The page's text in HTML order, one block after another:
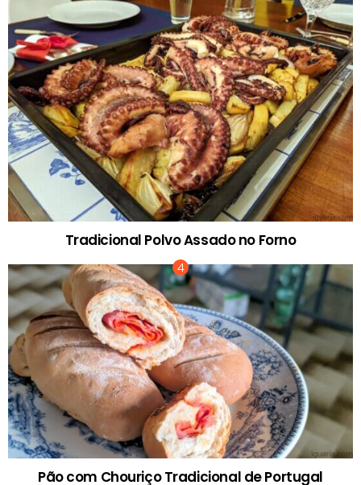
Tradicional Polvo Assado no Forno
Pão com Chouriço Tradicional de Portugal